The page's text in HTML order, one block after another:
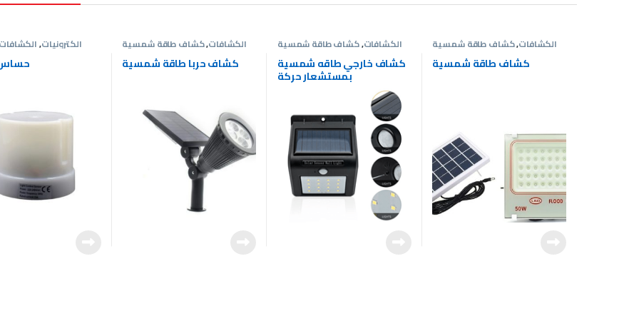
الكترونيات, الكشافات,كشاف طاقة شمسية
كشاف حربا طاقة شمسية
الكشافات,كشاف طاقة شمسية
كشاف خارجي طاقه شمسية
بمستشعار حركة
الكشافات,كشاف طاقة شمسية
كشاف طاقة شمسية